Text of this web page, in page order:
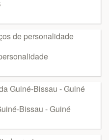
Bissau - Guiné